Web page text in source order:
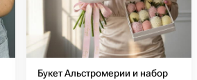
Букет Альстромерии и набор